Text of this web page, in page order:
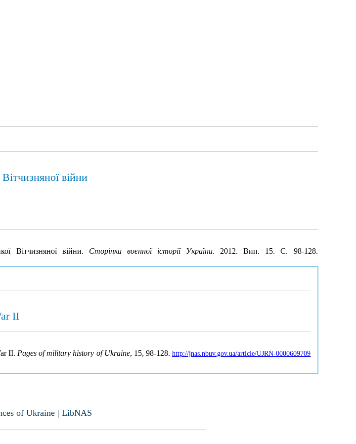
війни
Вітчизняної війни. Сторінки воєнної історії України. 2012. Вип. 15. С. 98-128.
II
II. Pages of military history of Ukraine, 15, 98-128.http://jnas.nbuv.gov.ua/article/UJRN-0000609709
of Ukraine | LibNAS